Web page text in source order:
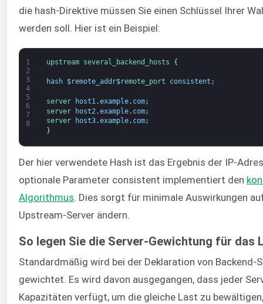
die hash-Direktive müssen Sie einen Schlüssel Ihrer
werden soll. Hier ist ein Beispiel:
1
2
3
4
5
6
7
8
upstream several_backend_hosts {
hash $remote_addr$remote_port consistent ;
server host1.example. com;
server
host2 .example. com;
server
host3.example. com;
}
Der hier verwendete Hash ist das Ergebnis der IP-
optionale Parameter consistent implementiert den
Algorithmus . Dies sorgt für minimale Auswirkungen
Upstream-Server ändern.
So legen Sie die Server-Gewichtung für das
Standardmäßig wird bei der Deklaration von Backend-
gewichtet. Es wird davon ausgegangen, dass jeder
Kapazitäten verfügt, um die gleiche Last zu